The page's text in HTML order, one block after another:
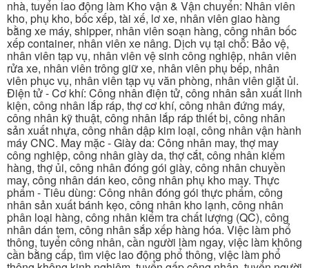
nhà, tuyển lao động làm Kho vận & Vận chuyển: Nhân viên
kho, phụ kho, bốc xếp, tài xế, lơ xe, nhân viên giao hàng
bằng xe máy, shipper, nhân viên soạn hàng, công nhân bốc
xếp container, nhân viên xe nâng. Dịch vụ tại chỗ: Bảo vệ,
nhân viên tạp vụ, nhân viên vệ sinh công nghiệp, nhân viên
rửa xe, nhân viên trông giữ xe, nhân viên phụ bếp, nhân
viên phục vụ, nhân viên tạp vụ văn phòng, nhân viên giặt ủi.
Điện tử - Cơ khí: Công nhân điện tử, công nhân sản xuất linh
kiện, công nhân lắp ráp, thợ cơ khí, công nhân đứng máy,
công nhân kỹ thuật, công nhân lắp ráp thiết bị, công nhân
sản xuất nhựa, công nhân dập kim loại, công nhân vận hành
máy CNC. May mặc - Giày da: Công nhân may, thợ may
công nghiệp, công nhân giày da, thợ cắt, công nhân kiểm
hàng, thợ ủi, công nhân đóng gói giày, công nhân chuyền
may, công nhân dán keo, công nhân phụ kho may. Thực
phẩm - Tiêu dùng: Công nhân đóng gói thực phẩm, công
nhân sản xuất bánh kẹo, công nhân kho lạnh, công nhân
phân loại hàng, công nhân kiểm tra chất lượng (QC), công
nhân dán tem, công nhân sắp xếp hàng hóa. Việc làm phổ
thông, tuyển công nhân, cần người làm ngay, việc làm không
cần bằng cấp, tìm việc lao động phổ thông, việc làm phổ